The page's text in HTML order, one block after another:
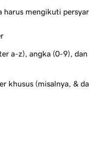
mengikuti
a-z), angka (0-9),
khusus (misalnya, &